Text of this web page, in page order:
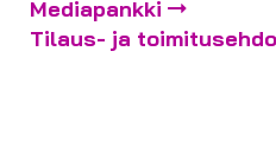
Mediapankki
Tilaus- ja